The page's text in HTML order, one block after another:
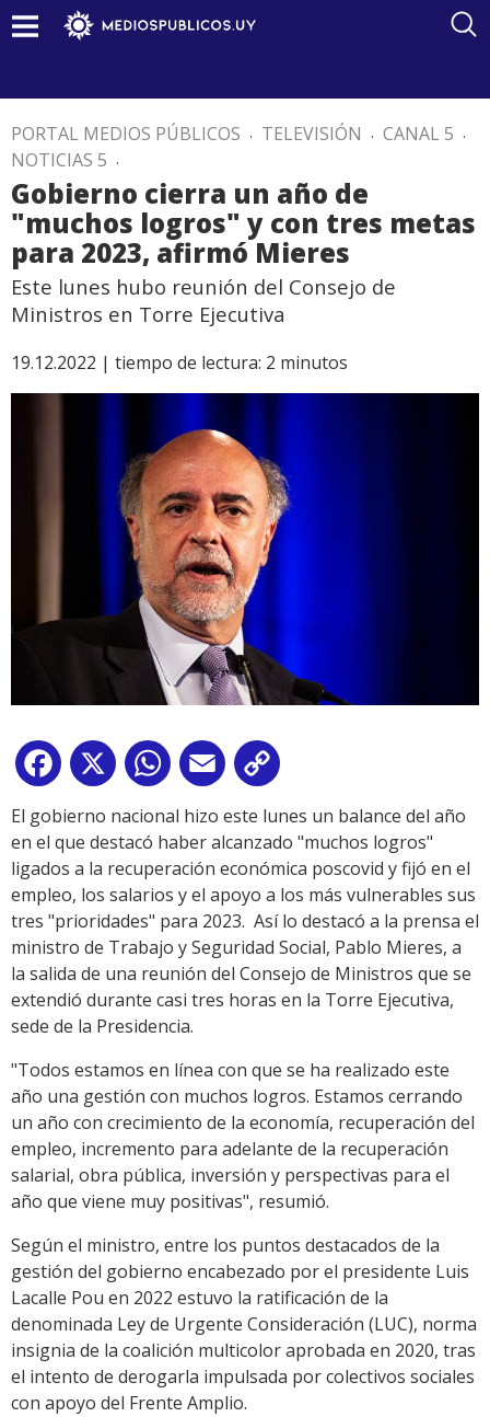
PORTAL MEDIOS PÚBLICOS . TELEVISIÓN . CANAL 5 .
NOTICIAS 5 .
Gobierno cierra un año de
"muchos logros" y con tres metas
para 2023, afirmó Mieres
Este lunes hubo reunión del Consejo de
Ministros en Torre Ejecutiva
19.12.2022 | tiempo de lectura: 2 minutos
Facebook
X WhatsApp
Email
Link
El gobierno nacional hizo este lunes un balance del año
en el que destacó haber alcanzado "muchos logros"
ligados a la recuperación económica poscovid y fijó en el
empleo, los salarios y el apoyo a los más vulnerables sus
tres "prioridades" para 2023. Así lo destacó a la prensa el
ministro de Trabajo y Seguridad Social, Pablo Mieres, a
la salida de una reunión del Consejo de Ministros que se
extendió durante casi tres horas en la Torre Ejecutiva,
sede de la Presidencia.
"Todos estamos en línea con que se ha realizado este
año una gestión con muchos logros. Estamos cerrando
un año con crecimiento de la economía, recuperación del
empleo, incremento para adelante de la recuperación
salarial, obra pública, inversión y perspectivas para el
año que viene muy positivas", resumió.
Según el ministro, entre los puntos destacados de la
gestión del gobierno encabezado por el presidente Luis
Lacalle Pou en 2022 estuvo la ratificación de la
denominada Ley de Urgente Consideración (LUC), norma
insignia de la coalición multicolor aprobada en 2020, tras
el intento de derogarla impulsada por colectivos sociales
con apoyo del Frente Amplio.